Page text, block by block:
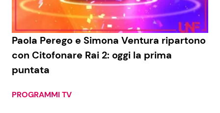
Paola Perego e Simona Ventura ripartono
con Citofonare Rai 2: oggi la prima
puntata
PROGRAMMI TV